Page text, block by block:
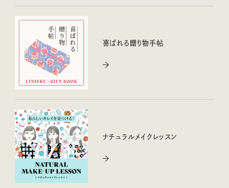
喜ばれる贈り物手帖
ナチュラルメイクレッスン